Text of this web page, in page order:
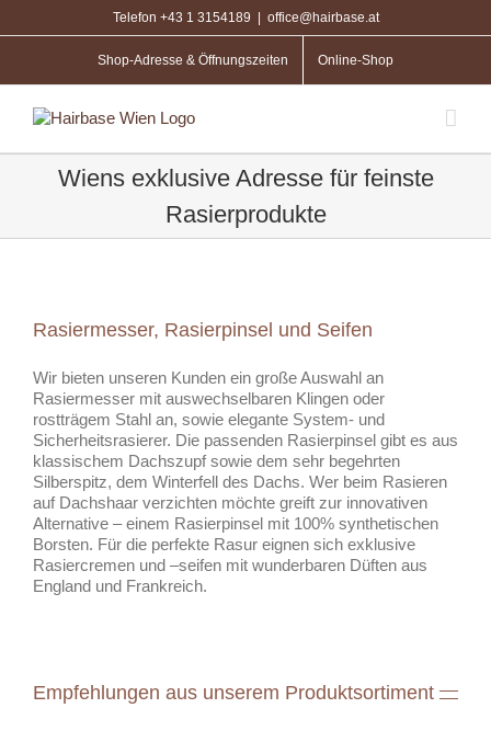
Telefon +43 1 3154189 office@hairbase.at
Shop-Adresse & Öffnungszeiten Online-Shop
Wiens exklusive Adresse für feinste
Rasierprodukte
Rasiermesser, Rasierpinsel und Seifen
Wir bieten unseren Kunden ein große Auswahl an
Rasiermesser mit auswechselbaren Klingen oder
rostträgem Stahl an, sowie elegante System- und
Sicherheitsrasierer. Die passenden Rasierpinsel gibt es aus
klassischem Dachszupf sowie dem sehr begehrten
Silberspitz, dem Winterfell des Dachs. Wer beim Rasieren
auf Dachshaar verzichten möchte greift zur innovativen
Alternative – einem Rasierpinsel mit 100% synthetischen
Borsten. Für die perfekte Rasur eignen sich exklusive
Rasiercremen und –seifen mit wunderbaren Düften aus
England und Frankreich.
Empfehlungen aus unserem Produktsortiment